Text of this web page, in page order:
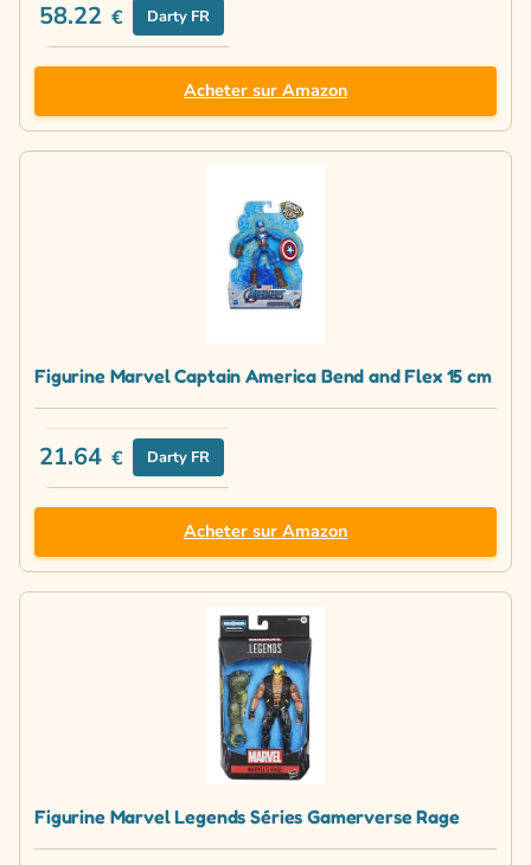
58.22 € Darty FR
Acheter sur Amazon
Figurine Marvel Captain America Bend and Flex 15 cm
21.64 € Darty FR
Acheter sur Amazon
Figurine Marvel Legends Séries Gamerverse Rage